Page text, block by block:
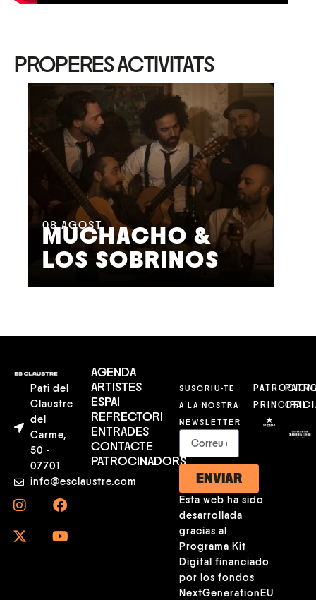
PROPERES ACTIVITATS
08 AGOST
MUCHACHO &
LOS SOBRINOS
Pati del
Claustre
del
Carme,
50 -
07701
info@esclaustre.com
AGENDA
ARTISTES
ESPAI
REFRECTORI
ENTRADES
CONTACTE
PATROCINADORS
SUSCRIU-TE
A LA NOSTRA
NEWSLETTER
ENVIAR
Esta web ha sido
desarrollada
gracias al
Programa Kit
Digital financiado
por los fondos
NextGenerationEU
PRINCIPAL